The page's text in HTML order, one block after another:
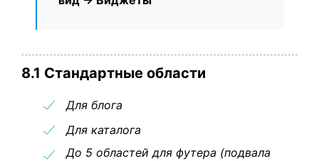
8.1 Стандартные области
Для блога
Для каталога
До 5 областей для футера (подвала